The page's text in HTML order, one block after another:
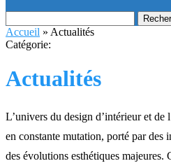
Accueil » Actualités
Catégorie:
Actualités
L’univers du design d’intérieur et de
en constante mutation, porté par des
des évolutions esthétiques majeures.